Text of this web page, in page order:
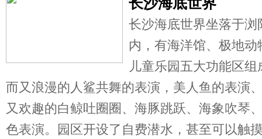
长沙海底世界坐落于
内，有海洋馆、极地
儿童乐园五大功能区
而又浪漫的人鲨共舞的表演，美人鱼的表演
又欢趣的白鲸吐圈圈、海豚跳跃、海象吹琴
色表演。园区开设了自费潜水，甚至可以触